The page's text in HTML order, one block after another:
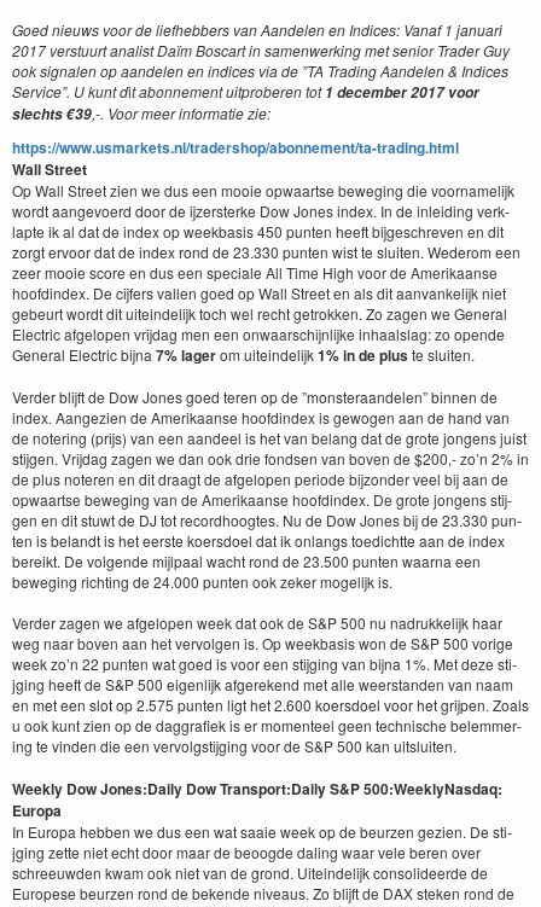
Goed nieuws voor de liefheb­bers van Aan­de­len en Indices: Vanaf1 jan­u­ari
2017ver­stu­urt anal­ist Daïm Boscart in samen­werk­ing met senior Trad­er Guy
ook sig­nalen op aan­de­len en indices via de ”TA Trad­ing Aan­de­len& Indices
Ser­vice”. U kunt dit abon­nement uit­proberen tot1 decem­ber2017voor
slechts €39,-. Voor meer infor­matie zie:
https://​www​.usmar​kets​.nl/​t​r​a​d​e​r​s​h​o​p​/​a​b​o​n​n​e​m​e​n​t​/​t​a​-​t​r​a​d​i​n​g​.html
Wall Street
Op Wall Street zien we dus een mooie opwaartse beweg­ing die voor­namelijk
wordt aangevo­erd door de ijz­er­sterke Dow Jones index. In de inlei­d­ing verk­
lapte ik al dat de index op week­ba­sis450 pun­ten heeft bijgeschreven en dit
zorgt ervoor dat de index rond de 23.330 pun­ten wist te sluiten. Wederom een
zeer mooie score en dus een spe­ciale All Time High voor de Amerikaanse
hoofdin­dex. De cijfers vallen goed op Wall Street en als dit aan­vanke­lijk niet
gebeurt wordt dit uitein­delijk toch wel recht getrokken. Zo zagen we Gen­er­al
Elec­tric afgelopen vri­jdag men een onwaarschi­jn­lijke inhaal­slag: zo opende
Gen­er­al Elec­tric bij­na 7% lagerom uitein­delijk1% in de pluste sluiten.
Verder bli­jft de Dow Jones goed teren op de ”mon­ster­aan­de­len” bin­nen de
index. Aangezien de Amerikaanse hoofdin­dex is gewogen aan de hand van
de noter­ing (pri­js) van een aan­deel is het van belang dat de grote jon­gens juist
sti­j­gen. Vri­jdag zagen we dan ook drie fond­sen van boven de $200,- zo’n 2% in
de plus noteren en dit draagt de afgelopen peri­ode bij­zon­der veel bij aan de
opwaartse beweg­ing van de Amerikaanse hoofdin­dex. De grote jon­gens sti­j­
gen en dit stuwt de DJ tot record­hoogtes. Nu de Dow Jones bij de 23.330 pun­
ten is belandt is het eerste koers­doel dat ik onlangs toedichtte aan de index
bereikt. De vol­gende mijl­paal wacht rond de 23.500 pun­ten waar­na een
beweg­ing richt­ing de 24.000 pun­ten ook zek­er mogelijk is.
Verder zagen we afgelopen week dat ook de S&P500 nu nadrukke­lijk haar
weg naar boven aan het ver­vol­gen is. Op week­ba­sis won de S&P500 vorige
week zo’n 22 pun­ten wat goed is voor een sti­jging van bij­na 1%. Met deze sti­
jging heeft de S&P500 eigen­lijk afgerek­end met alle weer­standen van naam
en met een slot op2.575 pun­ten ligt het2.600 koers­doel voor het gri­jpen. Zoals
u ook kunt zien op de dag­grafiek is er momenteel geen tech­nis­che belem­mer­
ing te vin­den die een ver­vol­gsti­jging voor de S&P500 kan uit­sluiten.
Week­ly Dow Jones:Dai­ly Dow Trans­port:Dai­ly S&P500:Week­lyNas­daq:
Europa
In Europa hebben we dus een wat saaie week op de beurzen gezien. De sti­
jging zette niet echt door maar de beoogde dal­ing waar vele beren over
schree­uw­den kwam ook niet van de grond. Uitein­delijk con­solideerde de
Europese beurzen rond de bek­ende niveaus. Zo bli­jft de DAXsteken rond de